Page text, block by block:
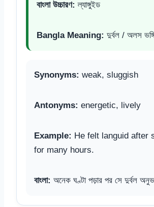
বাংলা উচ্চারণ: ল্যাঙ্গুইড
Bangla Meaning: দুর্বল / অলস
Synonyms: weak, sluggish
Antonyms: energetic, lively
Example: He felt languid after
for many hours.
বাংলা: অনেক ঘণ্টা পড়ার পর সে দুর্বল